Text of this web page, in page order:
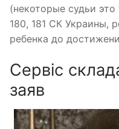
(некоторые судьи
180, 181 СК Украины,
ребенка до
Сервіс
заяв